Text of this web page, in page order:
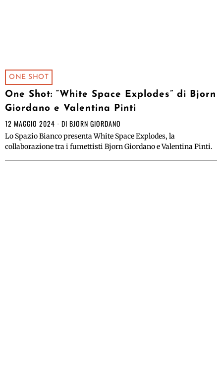
ONE SHOT
One Shot: “White Space Explodes” di Bjorn
Giordano e Valentina Pinti
12 MAGGIO 2024 DI BJORN GIORDANO
Lo Spazio Bianco presenta White Space Explodes, la
collaborazione tra i fumettisti Bjorn Giordano e Valentina Pinti.